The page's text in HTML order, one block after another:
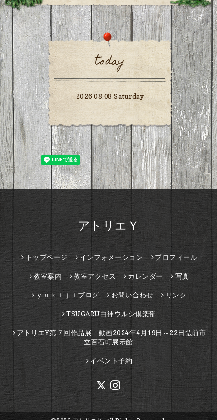
today
2026.08.08 Saturday
アトリエＹ
トップページ インフォメーション プロフィール
教室案内 教室アクセス カレンダー 写真
ｙｕｋｉｊｉブログ お問い合わせ リンク
TSUGARU白神ウルシ倶楽部
アトリエY第７回作品展 動画2024年4月19日～22日弘前市
立百石町展示館
イベント予約